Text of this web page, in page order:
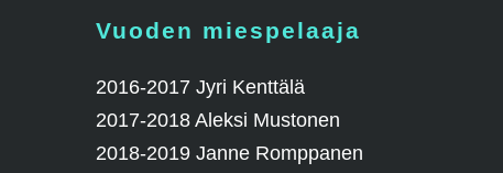
Vuoden miespelaaja
2016-2017 Jyri Kenttälä
2017-2018 Aleksi Mustonen
2018-2019 Janne Romppanen